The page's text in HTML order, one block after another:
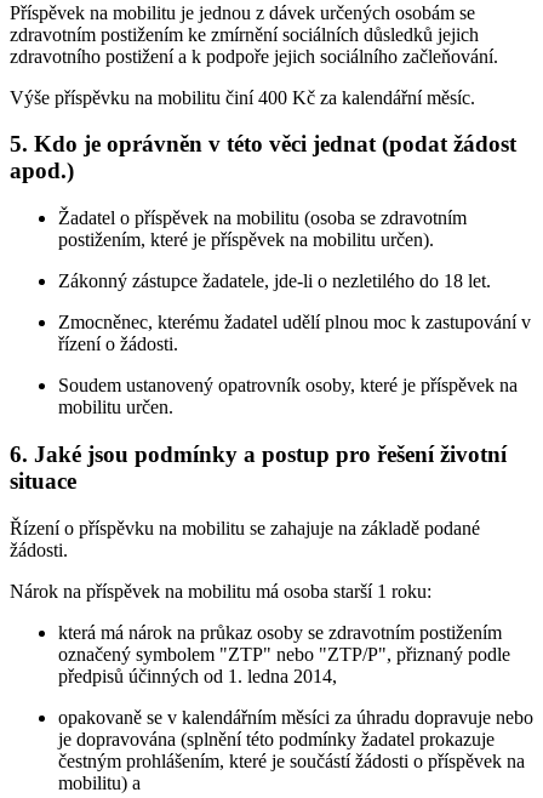
Příspěvek na mobilitu je jednou z dávek určených osobám se
zdravotním postižením ke zmírnění sociálních důsledků jejich
zdravotního postižení a k podpoře jejich sociálního začleňování.
Výše příspěvku na mobilitu činí 400 Kč za kalendářní měsíc.
5. Kdo je oprávněn v této věci jednat (podat žádost
apod.)
Žadatel o příspěvek na mobilitu (osoba se zdravotním
postižením, které je příspěvek na mobilitu určen).
Zákonný zástupce žadatele, jde-li o nezletilého do 18 let.
Zmocněnec, kterému žadatel udělí plnou moc k zastupování v
řízení o žádosti.
Soudem ustanovený opatrovník osoby, které je příspěvek na
mobilitu určen.
6. Jaké jsou podmínky a postup pro řešení životní
situace
Řízení o příspěvku na mobilitu se zahajuje na základě podané
žádosti.
Nárok na příspěvek na mobilitu má osoba starší 1 roku:
která má nárok na průkaz osoby se zdravotním postižením
označený symbolem "ZTP" nebo "ZTP/P", přiznaný podle
předpisů účinných od 1. ledna 2014,
opakovaně se v kalendářním měsíci za úhradu dopravuje nebo
je dopravována (splnění této podmínky žadatel prokazuje
čestným prohlášením, které je součástí žádosti o příspěvek na
mobilitu) a